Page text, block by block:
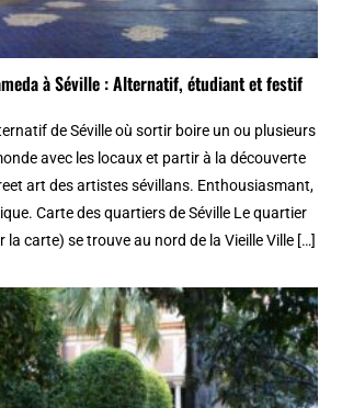
à Séville : Alternatif, étudiant et festif
de Séville où sortir boire un ou plusieurs
avec les locaux et partir à la découverte
art des artistes sévillans. Enthousiasmant,
Carte des quartiers de Séville Le quartier
la carte) se trouve au nord de la Vieille Ville […]